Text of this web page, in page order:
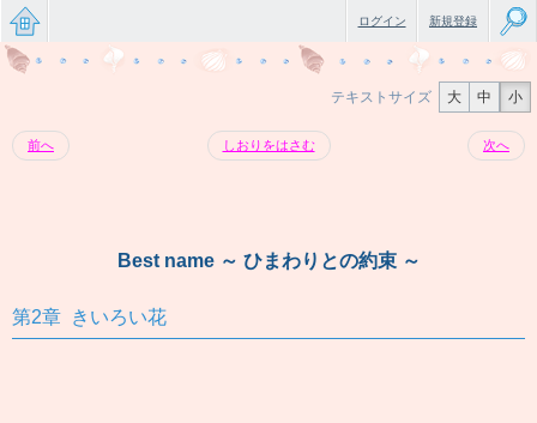
無料で
るちょ
小説
新規登録
ログイン
小
中
大
テキストサイズ
前へ しおりをはさむ 次へ
Best name ～ ひまわりとの約束 ～
第2章 きいろい花